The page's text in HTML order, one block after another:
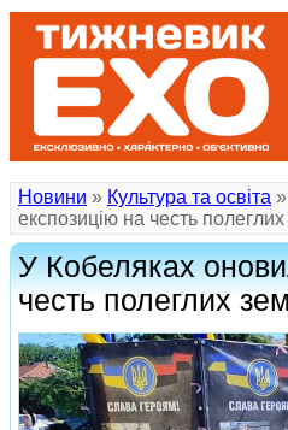
Новини » Культура та освіта
експозицію на честь
У Кобеляках
честь полеглих